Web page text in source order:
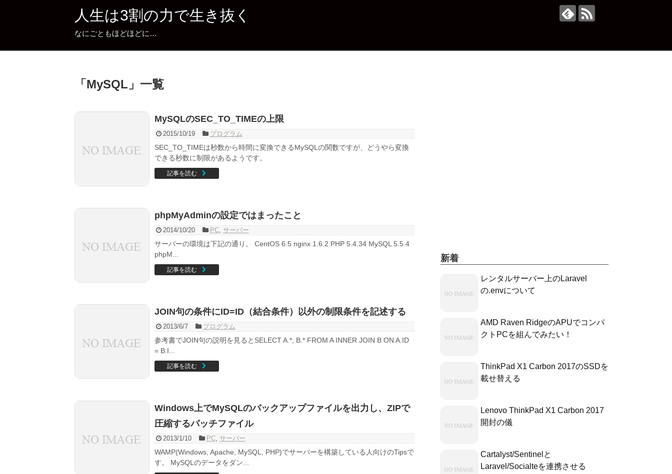
人生は3割の力で生き抜く
なにごともほどほどに…
「 MySQL 」 一覧
MySQLのSEC_TO_TIMEの上限
2015/10/19 プログラム
SEC_TO_TIMEは秒数から時間に変換できるMySQLの関数ですが、どうやら変換
できる秒数に制限があるようです。
記事を読む
phpMyAdminの設定ではまったこと
2014/10/20 PC, サーバー
サーバーの環境は下記の通り。 CentOS 6.5 nginx 1.6.2 PHP 5.4.34 MySQL 5.5.4
phpM...
記事を読む
JOIN句の条件にID=ID（結合条件）以外の制限条件を記述する
2013/6/7 プログラム
参考書でJOIN句の説明を見るとSELECT A.*, B.* FROM A INNER JOIN B ON A.ID
= B.I...
記事を読む
Windows上でMySQLのバックアップファイルを出力し、ZIPで
圧縮するバッチファイル
2013/1/10 PC, サーバー
WAMP(Windows, Apache, MySQL, PHP)でサーバーを構築している人向けのTipsで
す。 MySQLのデータをダン...
新着
レンタルサーバー上のLaravel
の.envについて
AMD Raven RidgeのAPUでコンパ
クトPCを組んでみたい！
ThinkPad X1 Carbon 2017のSSDを
載せ替える
Lenovo ThinkPad X1 Carbon 2017
開封の儀
Cartalyst/Sentinelと
Laravel/Socialteを連携させる